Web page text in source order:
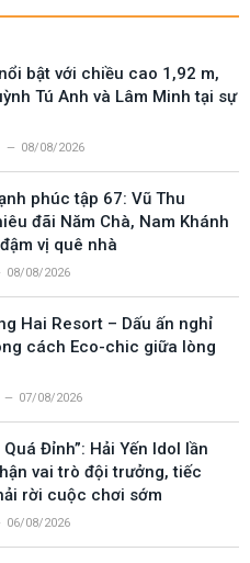
bật với chiều cao 1,92 m,
Tú Anh và Lâm Minh tại sự
08/08/2026
phúc tập 67: Vũ Thu
đãi Năm Chà, Nam Khánh
vị quê nhà
08/08/2026
Hai Resort – Dấu ấn nghỉ
cách Eco-chic giữa lòng
07/08/2026
Đỉnh”: Hải Yến Idol lần
vai trò đội trưởng, tiếc
rời cuộc chơi sớm
06/08/2026